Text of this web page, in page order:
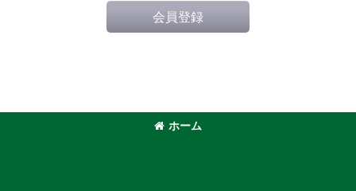
会員登録
ホーム